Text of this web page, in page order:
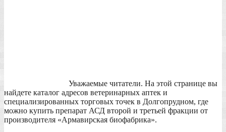
Уважаемые читатели. На этой странице вы
найдете каталог адресов ветеринарных аптек и
специализированных торговых точек в Долгопрудном, где
можно купить препарат АСД второй и третьей фракции от
производителя «Армавирская биофабрика».